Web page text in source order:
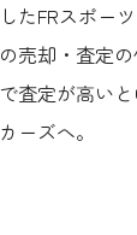
たFRスポー
売却・査定
査定が高い
ーズへ。